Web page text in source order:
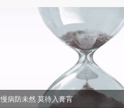
慢病防未然 莫待入膏肓